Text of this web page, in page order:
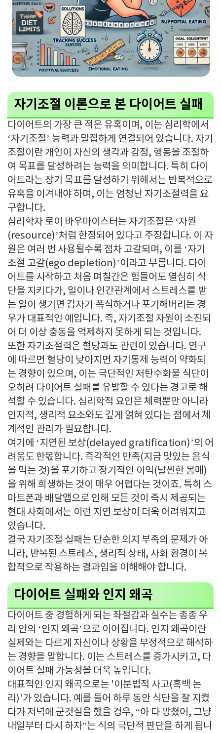
자기조절 이론으로 본 다이어트 실패
다이어트의 가장 큰 적은 유혹이며, 이는 심리학에서
‘자기조절’ 능력과 밀접하게 연결되어 있습니다. 자기
조절이란 개인이 자신의 생각과 감정, 행동을 조절하
여 목표를 달성하려는 능력을 의미합니다. 특히 다이
어트라는 장기 목표를 달성하기 위해서는 반복적으로
유혹을 이겨내야 하며, 이는 엄청난 자기조절력을 요
구합니다.
심리학자 로이 바우마이스터는 자기조절은 ‘자원
(resource)’처럼 한정되어 있다고 주장합니다. 이 자
원은 여러 번 사용될수록 점차 고갈되며, 이를 ‘자기
조절 고갈(ego depletion)’이라고 부릅니다. 다이
어트를 시작하고 처음 며칠간은 힘들어도 열심히 식
단을 지키다가, 일이나 인간관계에서 스트레스를 받
는 일이 생기면 갑자기 폭식하거나 포기해버리는 경
우가 대표적인 예입니다. 즉, 자기조절 자원이 소진되
어 더 이상 충동을 억제하지 못하게 되는 것입니다.
또한 자기조절력은 혈당과도 관련이 있습니다. 연구
에 따르면 혈당이 낮아지면 자기통제 능력이 약화되
는 경향이 있으며, 이는 극단적인 저탄수화물 식단이
오히려 다이어트 실패를 유발할 수 있다는 경고로 해
석할 수 있습니다. 심리학적 요인은 체력뿐만 아니라
인지적, 생리적 요소와도 깊게 얽혀 있다는 점에서 체
계적인 관리가 필요합니다.
여기에 ‘지연된 보상(delayed gratification)’의 어
려움도 한몫합니다. 즉각적인 만족(지금 맛있는 음식
을 먹는 것)을 포기하고 장기적인 이익(날씬한 몸매)
을 위해 희생하는 것이 매우 어렵다는 것이죠. 특히 스
마트폰과 배달앱으로 인해 모든 것이 즉시 제공되는
현대 사회에서는 이런 지연 보상이 더욱 어려워지고
있습니다.
결국 자기조절 실패는 단순한 의지 부족의 문제가 아
니라, 반복된 스트레스, 생리적 상태, 사회 환경이 복
합적으로 작용하는 결과임을 이해해야 합니다.
다이어트 실패와 인지 왜곡
다이어트 중 경험하게 되는 좌절감과 실수는 종종 우
리 안의 ‘인지 왜곡’으로 이어집니다. 인지 왜곡이란
실제와는 다르게 자신이나 상황을 부정적으로 해석하
는 경향을 말합니다. 이는 스트레스를 증가시키고, 다
이어트 실패 가능성을 더욱 높입니다.
대표적인 인지 왜곡으로는 '이분법적 사고(흑백 논
리)'가 있습니다. 예를 들어 하루 동안 식단을 잘 지켰
다가 저녁에 군것질을 했을 경우, “아 다 망쳤어, 그냥
내일부터 다시 하자”는 식의 극단적 판단을 하게 됩니